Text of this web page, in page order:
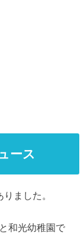
ース
ました。
和光幼稚園で